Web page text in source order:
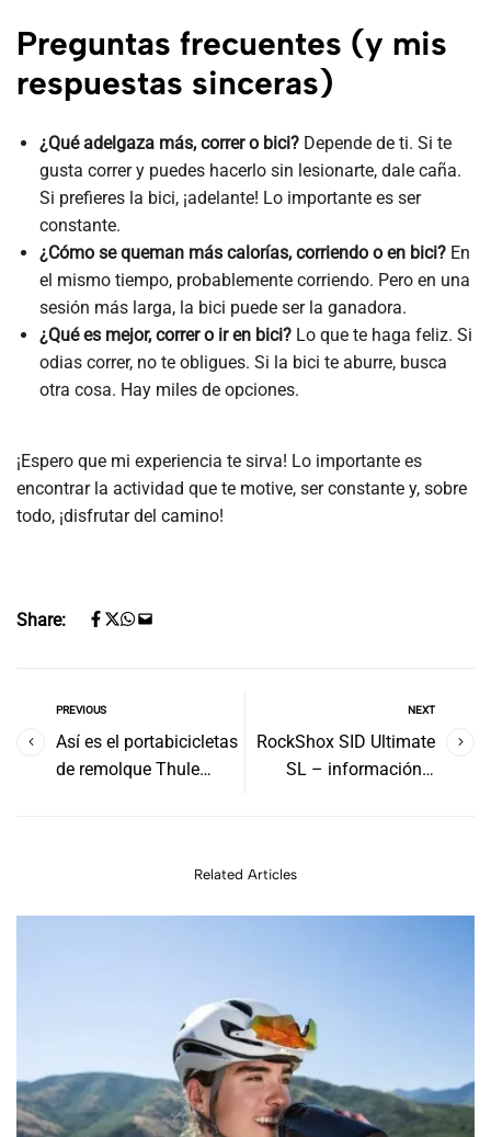
Preguntas frecuentes (y mis
respuestas sinceras)
¿Qué adelgaza más, correr o bici?Depende de ti. Si te
gusta correr y puedes hacerlo sin lesionarte, dale caña.
Si prefieres la bici, ¡adelante! Lo importante es ser
constante.
¿Cómo se queman más calorías, corriendo o en bici?En
el mismo tiempo, probablemente corriendo. Pero en una
sesión más larga, la bici puede ser la ganadora.
¿Qué es mejor, correr o ir en bici?Lo que te haga feliz. Si
odias correr, no te obligues. Si la bici te aburre, busca
otra cosa. Hay miles de opciones.
¡Espero que mi experiencia te sirva! Lo importante es
encontrar la actividad que te motive, ser constante y, sobre
todo, ¡disfrutar del camino!
Share:
PREVIOUS
Así es el portabicicletas
de remolque Thule
NEXT
RockShox SID Ultimate
SL – información y
Related Articles